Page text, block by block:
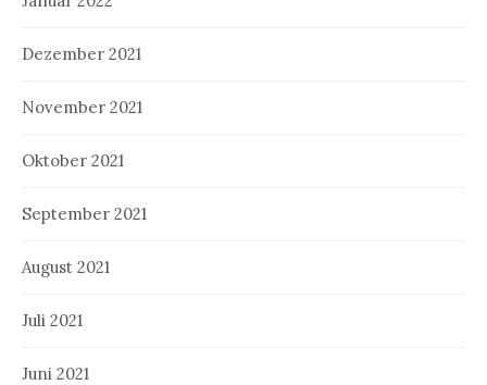
Dezember 2021
November 2021
Oktober 2021
September 2021
August 2021
Juli 2021
Juni 2021